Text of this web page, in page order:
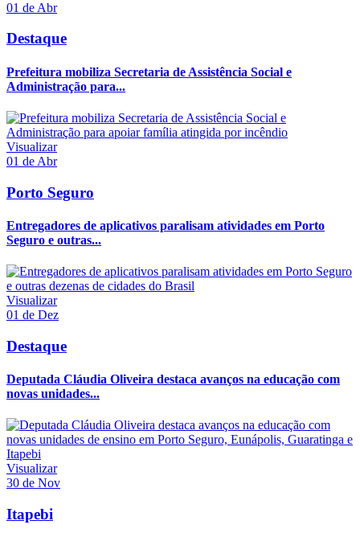
01 de Abr
Destaque
Prefeitura mobiliza Secretaria de Assistência Social e
Administração para...
Visualizar
01 de Abr
Porto Seguro
Entregadores de aplicativos paralisam atividades em Porto
Seguro e outras...
Visualizar
01 de Dez
Destaque
Deputada Cláudia Oliveira destaca avanços na educação com
novas unidades...
Visualizar
30 de Nov
Itapebi